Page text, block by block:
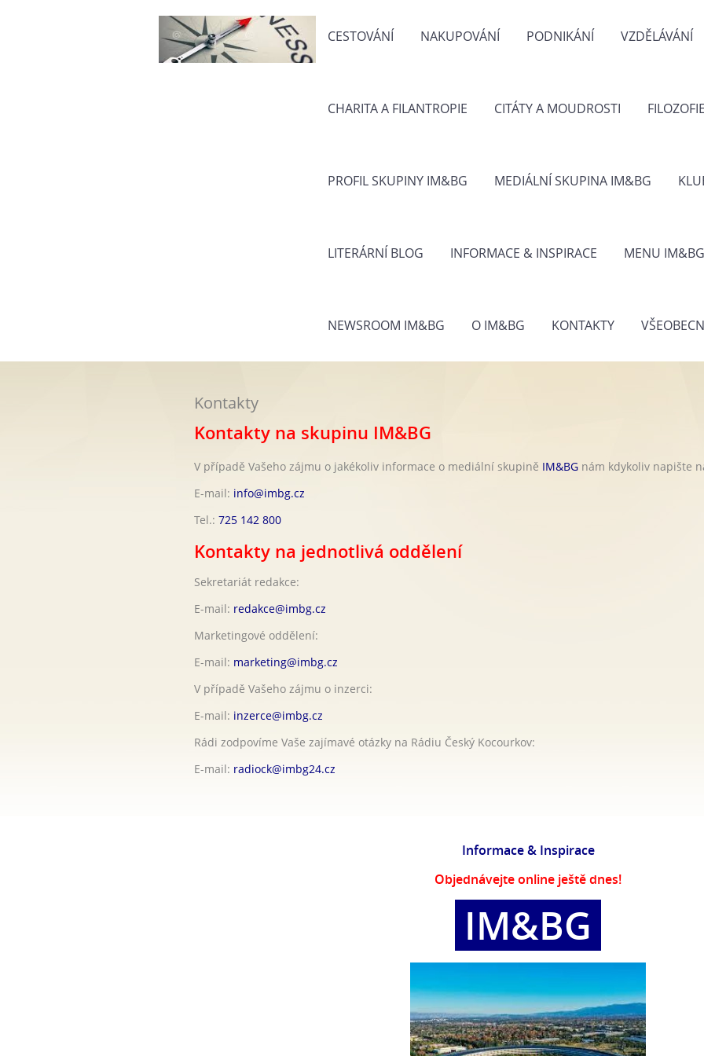
CESTOVÁNÍ NAKUPOVÁNÍ PODNIKÁNÍ VZDĚLÁVÁNÍ
CHARITA A FILANTROPIE CITÁTY A MOUDROSTI
PROFIL SKUPINY IM&BG MEDIÁLNÍ SKUPINA IM&BG
LITERÁRNÍ BLOG INFORMACE & INSPIRACE MENU IM&BG
NEWSROOM IM&BG O IM&BG KONTAKTY
Kontakty
Kontakty na skupinu IM&BG
V případě Vašeho zájmu o jakékoliv informace o mediální skupině IM&BG nám kdykoliv napište
E-mail: info@imbg.cz
Tel.: 725 142 800
Kontakty na jednotlivá oddělení
Sekretariát redakce:
E-mail: redakce@imbg.cz
Marketingové oddělení:
E-mail: marketing@imbg.cz
V případě Vašeho zájmu o inzerci:
E-mail: inzerce@imbg.cz
Rádi zodpovíme Vaše zajímavé otázky na Rádiu Český Kocourkov:
E-mail: radiock@imbg24.cz
Informace & Inspirace
Objednávejte online ještě dnes!
IM&BG